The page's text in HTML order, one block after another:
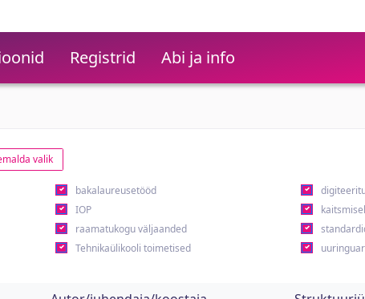
Registrid Abi ja info
valik
bakalaureusetööd
IOP
raamatukogu väljaanded
Tehnikaülikooli toimetised